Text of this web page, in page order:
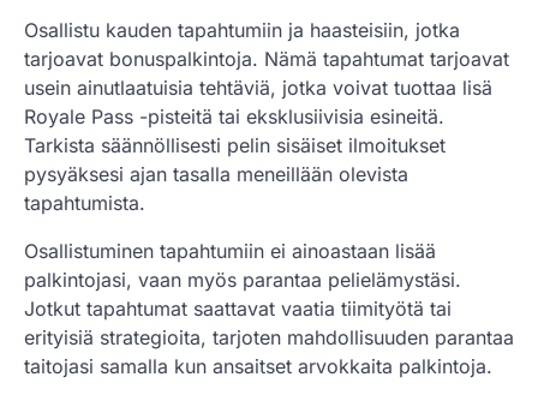
Osallistu kauden tapahtumiin ja haasteisiin, jotka
tarjoavat bonuspalkintoja. Nämä tapahtumat tarjoavat
usein ainutlaatuisia tehtäviä, jotka voivat tuottaa lisä
Royale Pass -pisteitä tai eksklusiivisia esineitä.
Tarkista säännöllisesti pelin sisäiset ilmoitukset
pysyäksesi ajan tasalla meneillään olevista
tapahtumista.
Osallistuminen tapahtumiin ei ainoastaan lisää
palkintojasi, vaan myös parantaa pelielämystäsi.
Jotkut tapahtumat saattavat vaatia tiimityötä tai
erityisiä strategioita, tarjoten mahdollisuuden parantaa
taitojasi samalla kun ansaitset arvokkaita palkintoja.